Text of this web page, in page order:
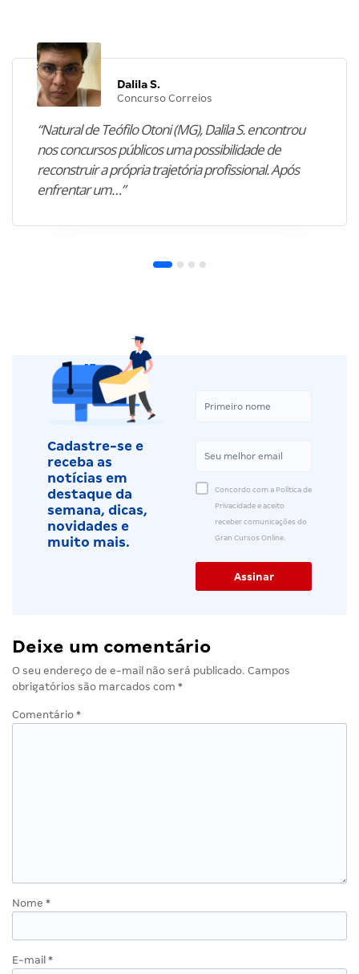
Dalila S.
Concurso Correios
“Natural de Teófilo Otoni (MG), Dalila S. encontrou
nos concursos públicos uma possibilidade de
reconstruir a própria trajetória profissional. Após
enfrentar um…”
Cadastre-se e
receba as
notícias em
destaque da
semana, dicas,
novidades e
muito mais.
Concordo com a Política de
Privacidade e aceito
receber comunicações do
Gran Cursos Online.
Deixe um comentário
O seu endereço de e-mail não será publicado. Campos
obrigatórios são marcados com *
Comentário *
Nome *
E-mail *